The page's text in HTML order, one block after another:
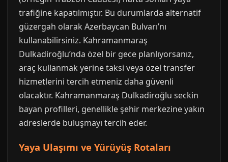
trafiğine kapatılmıştır. Bu durumlarda alternatif
güzergah olarak Azerbaycan Bulvarı’nı
kullanabilirsiniz. Kahramanmaraş
Dulkadiroğlu’nda özel bir gece planlıyorsanız,
araç kullanmak yerine taksi veya özel transfer
hizmetlerini tercih etmeniz daha güvenli
olacaktır. Kahramanmaraş Dulkadiroğlu seckin
bayan profilleri, genellikle şehir merkezine yakın
adreslerde buluşmayı tercih eder.
Yaya Ulaşımı ve Yürüyüş Rotaları